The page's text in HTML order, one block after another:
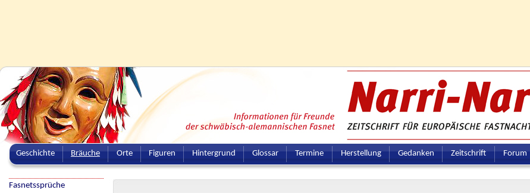
Geschichte Bräuche Orte Figuren Hintergrund Glossar Termine Herstellung Gedanken Zeitschrift Forum
Fasnetssprüche